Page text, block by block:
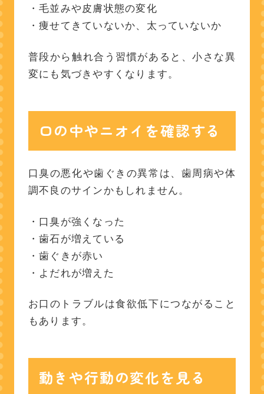
・毛並みや皮膚状態の変化
・痩せてきていないか、太っていないか
普段から触れ合う習慣があると、小さな異
変にも気づきやすくなります。
口の中やニオイを確認する
口臭の悪化や歯ぐきの異常は、歯周病や体
調不良のサインかもしれません。
・口臭が強くなった
・歯石が増えている
・歯ぐきが赤い
・よだれが増えた
お口のトラブルは食欲低下につながること
もあります。
動きや行動の変化を見る